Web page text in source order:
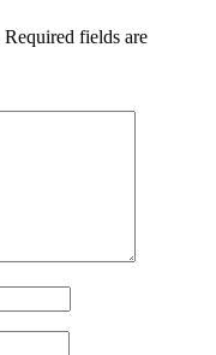
Required fields are